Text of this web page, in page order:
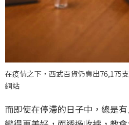
在疫情之下，西武百貨仍賣出76,175
網站
而即使在停滯的日子中，總是